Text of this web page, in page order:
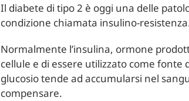
Il diabete di tipo 2 è oggi una delle
condizione chiamata insulino-
Normalmente l’insulina, ormone
cellule e di essere utilizzato come fonte
glucosio tende ad accumularsi nel
compensare.